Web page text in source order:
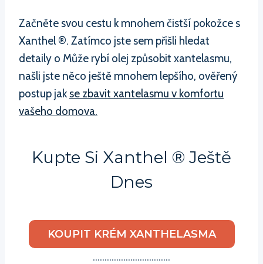
Začněte svou cestu k mnohem čistší pokožce s
Xanthel ®. Zatímco jste sem přišli hledat
detaily o Může rybí olej způsobit xantelasmu,
našli jste něco ještě mnohem lepšího, ověřený
postup jakse zbavit xantelasmu v komfortu
vašeho domova.
Kupte Si Xanthel ® Ještě
Dnes
KOUPIT KRÉM XANTHELASMA
……………………………